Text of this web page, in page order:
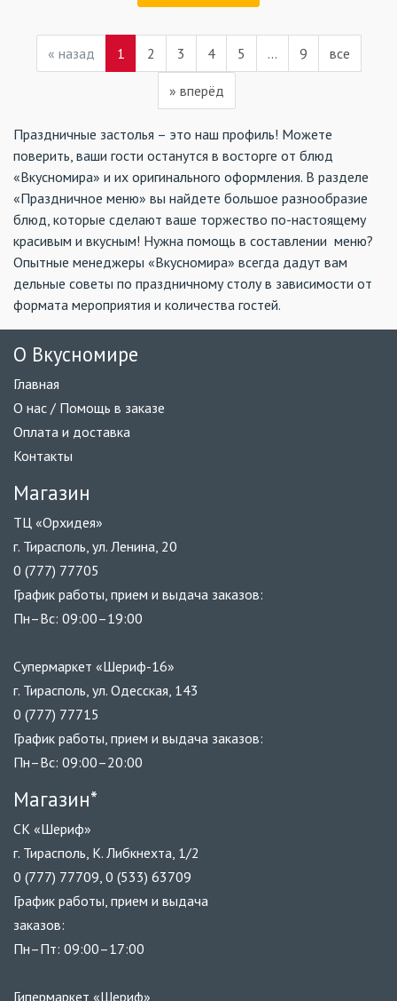
« назад 1 2 3 4 5 ... 9 все
» вперёд
Праздничные застолья – это наш профиль! Можете
поверить, ваши гости останутся в восторге от блюд
«Вкусномира» и их оригинального оформления. В разделе
«Праздничное меню» вы найдете большое разнообразие
блюд, которые сделают ваше торжество по-настоящему
красивым и вкусным! Нужна помощь в составлении меню?
Опытные менеджеры «Вкусномира» всегда дадут вам
дельные советы по праздничному столу в зависимости от
формата мероприятия и количества гостей.
О Вкусномире
Главная
О нас / Помощь в заказе
Оплата и доставка
Контакты
Магазин
ТЦ «Орхидея»
г. Тирасполь, ул. Ленина, 20
0 (777) 77705
График работы, прием и выдача заказов:
Пн–Вс: 09:00–19:00
Супермаркет «Шериф-16»
г. Тирасполь, ул. Одесская, 143
0 (777) 77715
График работы, прием и выдача заказов:
Пн–Вс: 09:00–20:00
Магазин*
СК «Шериф»
г. Тирасполь, К. Либкнехта, 1/2
0 (777) 77709, 0 (533) 63709
График работы, прием и выдача
заказов:
Пн–Пт: 09:00–17:00
Гипермаркет «Шериф»